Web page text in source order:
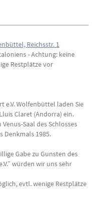
Reichsstr. 1
- Achtung: keine
Restplätze vor
e.V. Wolfenbüttel laden Sie
Claret (Andorra) ein.
Saal des Schlosses
Denkmals 1985.
Gabe zu Gunsten des
würden wir uns sehr
evtl. wenige Restplätze